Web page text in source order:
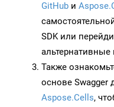
GitHub и
SDK или
альтернативные
Также
основе Swagger
Aspose.Cells,